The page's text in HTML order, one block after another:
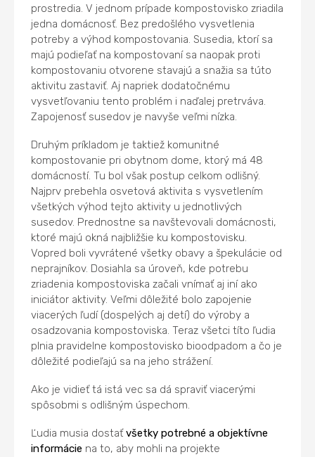
prostredia. V jednom prípade kompostovisko zriadila
jedna domácnosť. Bez predošlého vysvetlenia
potreby a výhod kompostovania. Susedia, ktorí sa
majú podieľať na kompostovaní sa naopak proti
kompostovaniu otvorene stavajú a snažia sa túto
aktivitu zastaviť. Aj napriek dodatočnému
vysvetľovaniu tento problém i naďalej pretrváva.
Zapojenosť susedov je navyše veľmi nízka.
Druhým príkladom je taktiež komunitné
kompostovanie pri obytnom dome, ktorý má 48
domácností. Tu bol však postup celkom odlišný.
Najprv prebehla osvetová aktivita s vysvetlením
všetkých výhod tejto aktivity u jednotlivých
susedov. Prednostne sa navštevovali domácnosti,
ktoré majú okná najbližšie ku kompostovisku.
Vopred boli vyvrátené všetky obavy a špekulácie od
neprajníkov. Dosiahla sa úroveň, kde potrebu
zriadenia kompostoviska začali vnímať aj iní ako
iniciátor aktivity. Veľmi dôležité bolo zapojenie
viacerých ľudí (dospelých aj detí) do výroby a
osadzovania kompostoviska. Teraz všetci títo ľudia
plnia pravidelne kompostovisko bioodpadom a čo je
dôležité podieľajú sa na jeho strážení.
Ako je vidieť tá istá vec sa dá spraviť viacerými
spôsobmi s odlišným úspechom.
Ľudia musia dostaťvšetky potrebné a objektívne
informácie na to, aby mohli na projekte